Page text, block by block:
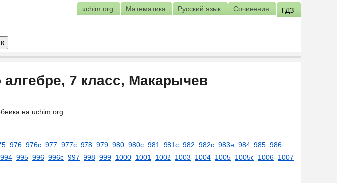
uchim.org Математика Русский язык Сочинения ГДЗ
7 класс, Макарычев
на uchim.org.
976 976с 977 977с 978 979 980 980с 981 981с 982 982с 983н 984 985 986
994 995 996 996с 997 998 999 1000 1001 1002 1003 1004 1005 1005с 1006 1007